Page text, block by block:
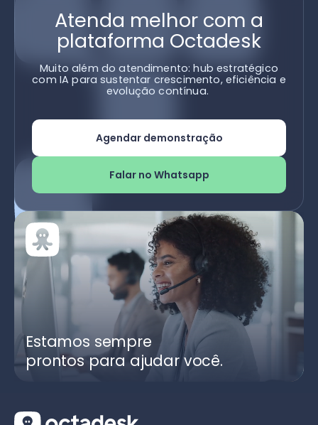
Atenda melhor com a
plataforma Octadesk
Muito além do atendimento: hub estratégico
com IA para sustentar crescimento, eficiência e
evolução contínua.
Agendar demonstração
Falar no Whatsapp
Estamos sempre
prontos para ajudar você.